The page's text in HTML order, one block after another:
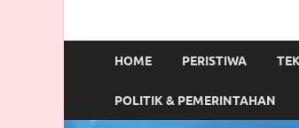
HOME PERISTIWA
POLITIK & PEMERINTAHAN